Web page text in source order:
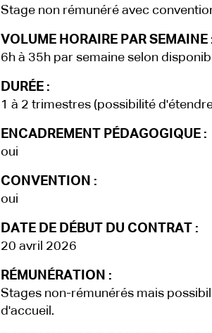
Stage non rémunéré avec
VOLUME HORAIRE PAR SEMAINE
6h à 35h par semaine selon
DURÉE :
1 à 2 trimestres (possibilité
ENCADREMENT PÉDAGOGIQUE :
oui
CONVENTION :
oui
DATE DE DÉBUT DU CONTRAT :
20 avril 2026
RÉMUNÉRATION :
Stages non-rémunérés mais
d'accueil.